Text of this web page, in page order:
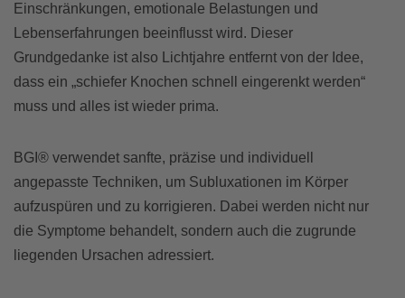
Einschränkungen, emotionale Belastungen und
Lebenserfahrungen beeinflusst wird. Dieser
Grundgedanke ist also Lichtjahre entfernt von der Idee,
dass ein „schiefer Knochen schnell eingerenkt werden“
muss und alles ist wieder prima.
BGI® verwendet sanfte, präzise und individuell
angepasste Techniken, um Subluxationen im Körper
aufzuspüren und zu korrigieren. Dabei werden nicht nur
die Symptome behandelt, sondern auch die zugrunde
liegenden Ursachen adressiert.